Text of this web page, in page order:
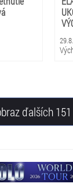
ďalších